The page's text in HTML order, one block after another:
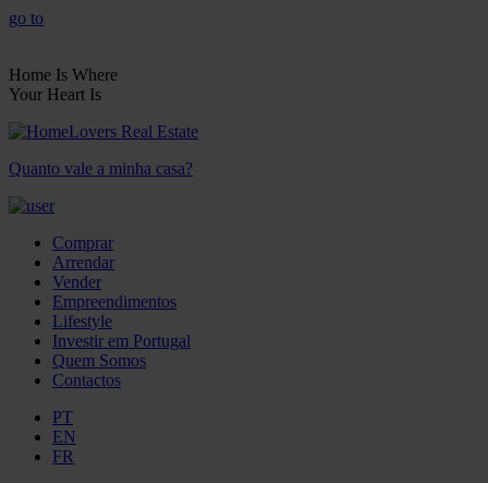
go to
Home Is Where
Your Heart Is
Quanto vale a minha casa?
Comprar
Arrendar
Vender
Empreendimentos
Lifestyle
Investir em Portugal
Quem Somos
Contactos
PT
EN
FR